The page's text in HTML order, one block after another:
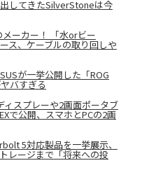
してきたSilverStoneは今
ーカー！ 「水orビー
ス、ケーブルの取り回しや
が一挙公開した「ROG
バすぎる
スプレーや2画面ポータブ
で公開、スマホとPCの2画
5対応製品を一挙展示、
レージまで「将来への投